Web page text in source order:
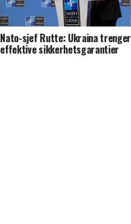
Nato-sjef Rutte: Ukraina trenger
effektive sikkerhetsgarantier